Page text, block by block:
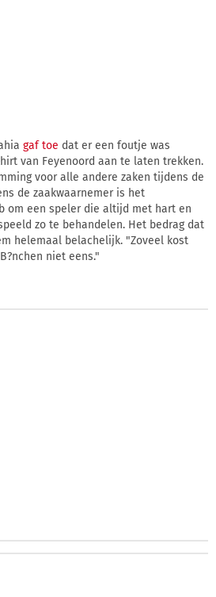
gaf toe dat er een foutje was
van Feyenoord aan te laten trekken.
voor alle andere zaken tijdens de
de zaakwaarnemer is het
om een speler die altijd met hart en
zo te behandelen. Het bedrag dat
helemaal belachelijk. "Zoveel kost
niet eens."